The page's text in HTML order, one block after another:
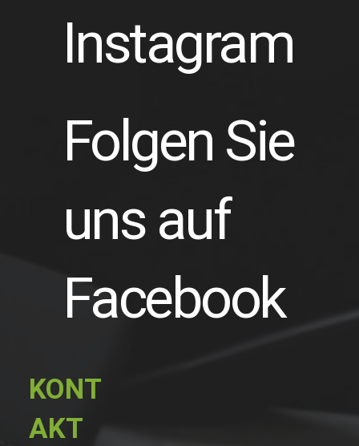
Instagram
Folgen Sie
uns auf
Facebook
KONT
AKT